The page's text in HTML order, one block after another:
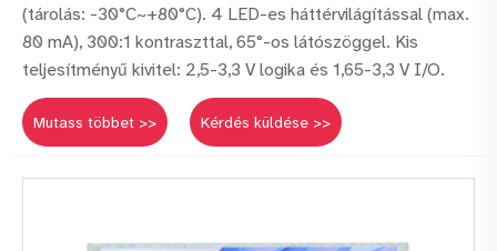
(tárolás: -30°C~+80°C). 4 LED-es háttérvilágítással (max.
80 mA), 300:1 kontraszttal, 65°-os látószöggel. Kis
teljesítményű kivitel: 2,5-3,3 V logika és 1,65-3,3 V I/O.
Mutass többet >> Kérdés küldése >>